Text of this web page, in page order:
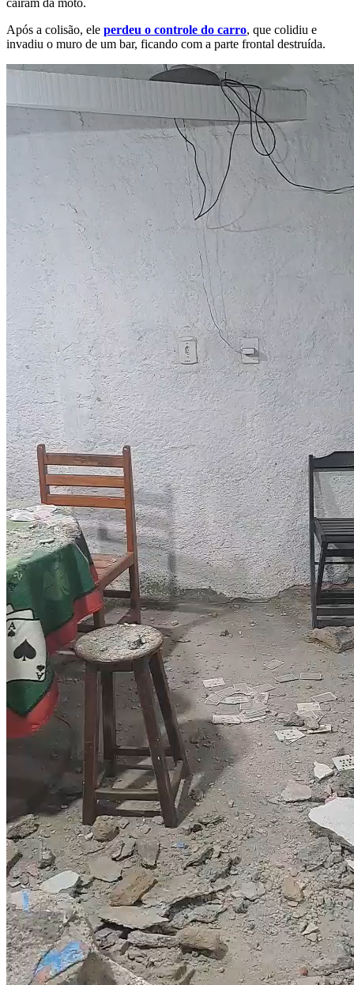
Após a colisão, ele perdeu o controle do carro, que colidiu e
invadiu o muro de um bar, ficando com a parte frontal destruída.